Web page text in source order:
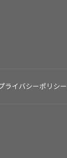
ライバシーポリシー